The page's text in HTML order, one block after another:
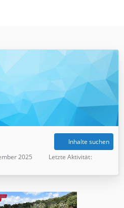
Inhalte suchen
2025
Letzte Aktivität